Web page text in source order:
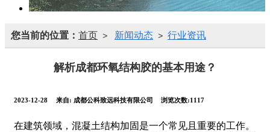
您当前的位置： 首页 > 新闻动态 > 行业资讯
解析成都环氧结构胶的基本用途？
2023-12-28 来自: 成都公科致远科技有限公司 浏览次数:1117
在建筑领域，混凝土结构加固是一个常见且重要的工作。